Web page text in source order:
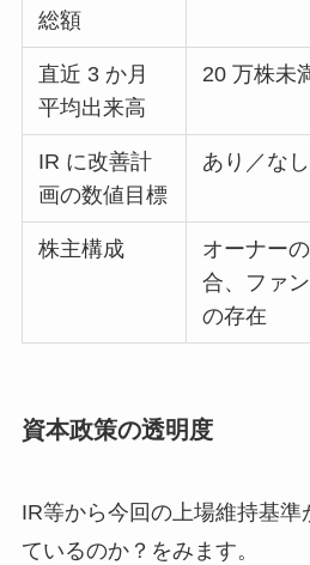
総額
直近 3 か月
平均出来高
20 万株未
IR に改善計
画の数値目標
あり／なし
株主構成
オーナー
合、ファ
の存在
資本政策の透明度
IR等から今回の上場維持基
ているのか？をみます。